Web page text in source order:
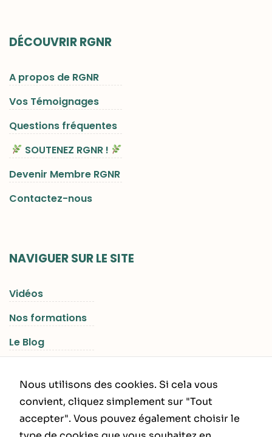
DÉCOUVRIR RGNR
A propos de RGNR
Vos Témoignages
Questions fréquentes
SOUTENEZ RGNR !
Devenir Membre RGNR
Contactez-nous
NAVIGUER SUR LE SITE
Vidéos
Nos formations
Le Blog
INFORMATIONS LÉGALES
Nous utilisons des cookies. Si cela vous
convient, cliquez simplement sur "Tout
accepter". Vous pouvez également choisir le